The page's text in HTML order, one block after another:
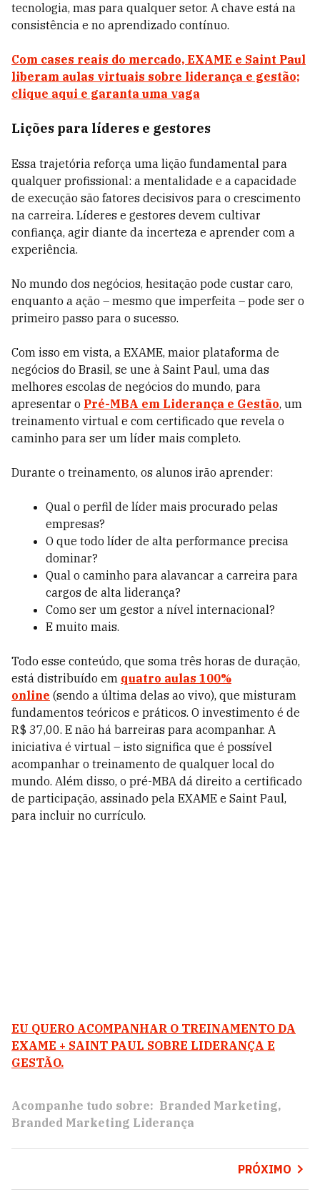
tecnologia, mas para qualquer setor. A chave está na
consistência e no aprendizado contínuo.
Com cases reais do mercado, EXAME e Saint Paul
liberam aulas virtuais sobre liderança e gestão;
clique aqui e garanta uma vaga
Lições para líderes e gestores
Essa trajetória reforça uma lição fundamental para
qualquer profissional: a mentalidade e a capacidade
de execução são fatores decisivos para o crescimento
na carreira. Líderes e gestores devem cultivar
confiança, agir diante da incerteza e aprender com a
experiência.
No mundo dos negócios, hesitação pode custar caro,
enquanto a ação – mesmo que imperfeita – pode ser o
primeiro passo para o sucesso.
Com isso em vista, a EXAME, maior plataforma de
negócios do Brasil, se une à Saint Paul, uma das
melhores escolas de negócios do mundo, para
apresentar o Pré-MBA em Liderança e Gestão, um
treinamento virtual e com certificado que revela o
caminho para ser um líder mais completo.
Durante o treinamento, os alunos irão aprender:
Qual o perfil de líder mais procurado pelas
empresas?
O que todo líder de alta performance precisa
dominar?
Qual o caminho para alavancar a carreira para
cargos de alta liderança?
Como ser um gestor a nível internacional?
E muito mais.
Todo esse conteúdo, que soma três horas de duração,
está distribuído em quatro aulas 100%
online (sendo a última delas ao vivo), que misturam
fundamentos teóricos e práticos. O investimento é de
R$ 37,00. E não há barreiras para acompanhar. A
iniciativa é virtual – isto significa que é possível
acompanhar o treinamento de qualquer local do
mundo. Além disso, o pré-MBA dá direito a certificado
de participação, assinado pela EXAME e Saint Paul,
para incluir no currículo.
EU QUERO ACOMPANHAR O TREINAMENTO DA
EXAME + SAINT PAUL SOBRE LIDERANÇA E
GESTÃO.
Acompanhe tudo sobre: Branded Marketing
Branded Marketing Liderança
PRÓXIMO